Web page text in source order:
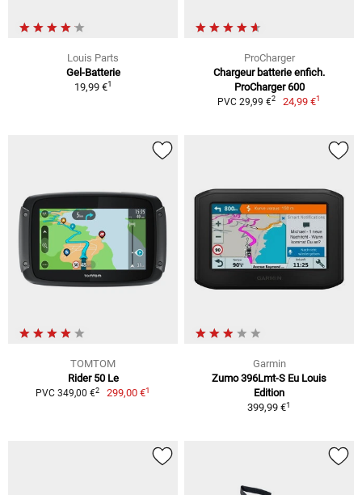
Louis Parts
Gel-Batterie
19,99 €1
ProCharger
Chargeur batterie enfich.
ProCharger 600
PVC 29,99 €2 24,99 €1
TOMTOM
Rider 50 Le
PVC 349,00 €2 299,00 €1
Garmin
Zumo 396Lmt-S Eu Louis
Edition
399,99 €1